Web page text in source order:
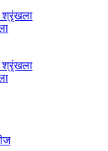
श्रृंखला
श्रृंखला